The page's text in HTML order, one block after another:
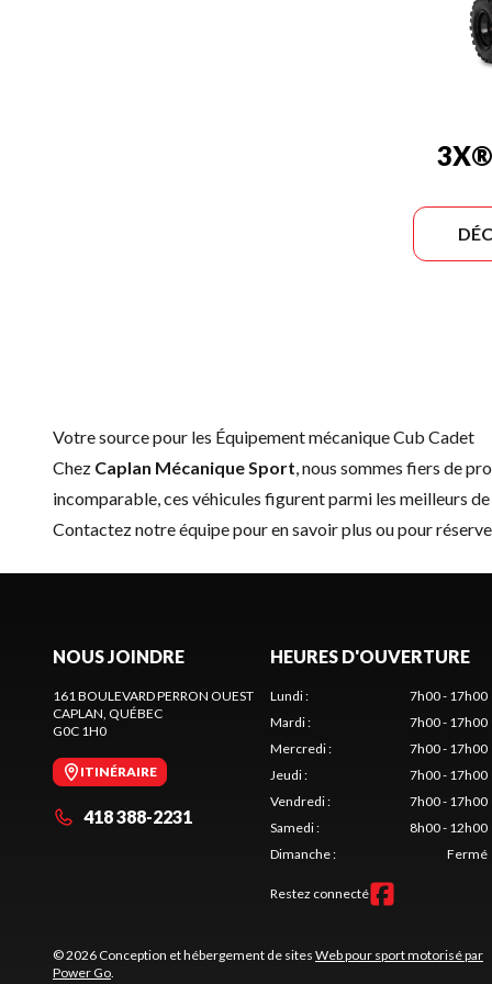
Votre source pour les Équipement mécanique Cub Cadet
Chez Caplan Mécanique Sport, nous sommes fiers de
incomparable, ces véhicules figurent parmi les meilleurs
Contactez notre équipepour en savoir plus ou pour
NOUS JOINDRE
161 BOULEVARD PERRON OUEST
CAPLAN, QUÉBEC
G0C 1H0
ITINÉRAIRE
418 388-2231
HEURES D'OUVERTURE
Lundi:
7h00 - 17h00
Mardi:
7h00 - 17h00
Mercredi:
7h00 - 17h00
Jeudi:
7h00 - 17h00
Vendredi:
7h00 - 17h00
Samedi:
8h00 - 12h00
Dimanche: Fermé
Restez connecté
© 2026 Conception et hébergement de sites Web pour sport motorisé par
Power Go.